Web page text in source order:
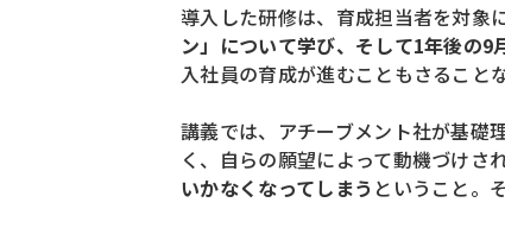
導入した研修は、育成担当者を対象
ン」について学び、 そして1年後の9
入社員の育成が進むこともさること
講義では、アチーブメント社が基礎
く、自らの願望によって動機づけさ
いかなくなってしまう ということ。